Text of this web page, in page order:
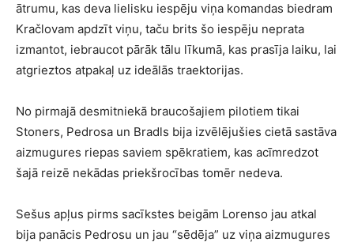
ātrumu, kas deva lielisku iespēju viņa komandas biedram
Kračlovam apdzīt viņu, taču brits šo iespēju neprata
izmantot, iebraucot pārāk tālu līkumā, kas prasīja laiku, lai
atgrieztos atpakaļ uz ideālās traektorijas.
No pirmajā desmitniekā braucošajiem pilotiem tikai
Stoners, Pedrosa un Bradls bija izvēlējušies cietā sastāva
aizmugures riepas saviem spēkratiem, kas acīmredzot
šajā reizē nekādas priekšrocības tomēr nedeva.
Sešus apļus pirms sacīkstes beigām Lorenso jau atkal
bija panācis Pedrosu un jau “sēdēja” uz viņa aizmugures